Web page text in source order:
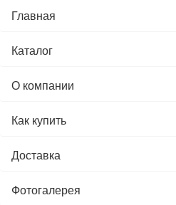
Главная
Каталог
О компании
Как купить
Доставка
Фотогалерея